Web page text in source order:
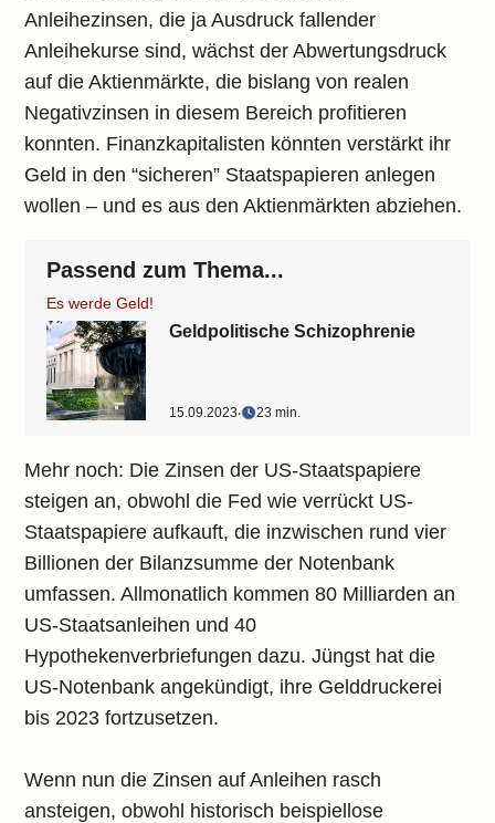
Anleihezinsen, die ja Ausdruck fallender
Anleihekurse sind, wächst der Abwertungsdruck
auf die Aktienmärkte, die bislang von realen
Negativzinsen in diesem Bereich profitieren
konnten. Finanzkapitalisten könnten verstärkt ihr
Geld in den “sicheren” Staatspapieren anlegen
wollen – und es aus den Aktienmärkten abziehen.
Passend zum Thema...
Es werde Geld!
Geldpolitische Schizophrenie
15.09.2023‧ 23 min.
Mehr noch: Die Zinsen der US-Staatspapiere
steigen an, obwohl die Fed wie verrückt US-
Staatspapiere aufkauft, die inzwischen rund vier
Billionen der Bilanzsumme der Notenbank
umfassen. Allmonatlich kommen 80 Milliarden an
US-Staatsanleihen und 40
Hypothekenverbriefungen dazu. Jüngst hat die
US-Notenbank angekündigt, ihre Gelddruckerei
bis 2023 fortzusetzen.
Wenn nun die Zinsen auf Anleihen rasch
ansteigen, obwohl historisch beispiellose